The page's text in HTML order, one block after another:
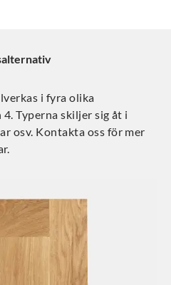
i fyra olika
Typerna skiljer sig åt i
osv. Kontakta oss för mer